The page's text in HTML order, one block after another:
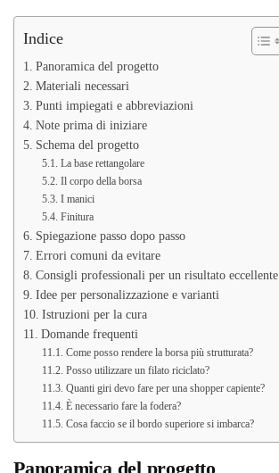
Indice
Panoramica del progetto
Materiali necessari
Punti impiegati e abbreviazioni
Note prima di iniziare
Schema del progetto
La base rettangolare
Il corpo della borsa
I manici
Finitura
Spiegazione passo dopo passo
Errori comuni da evitare
Consigli professionali per un risultato eccellente
Idee per personalizzazione e varianti
Istruzioni per la cura
Domande frequenti
Come posso rendere la borsa più strutturata?
Posso utilizzare un filato riciclato?
Quanti giri devo fare per una shopper capiente?
È necessario fare la fodera?
Cosa faccio se il bordo superiore si imbarca?
Panoramica del progetto